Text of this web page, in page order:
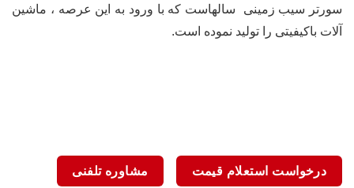
سورتر سیب زمینی سالهاست که با ورود به این عرصه ، ماشین
آلات باکیفیتی را تولید نموده است.
درخواست استعلام قیمت مشاوره تلفنی